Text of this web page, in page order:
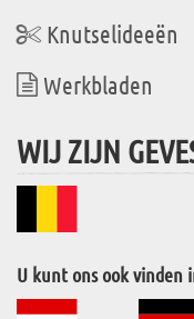
Knutselideeën
Werkbladen
WIJ ZIJN
U kunt ons ook vinden